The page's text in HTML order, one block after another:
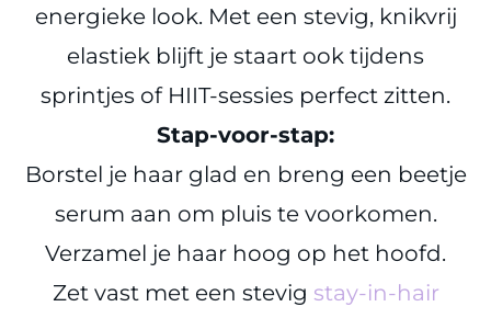
energieke look. Met een stevig, knikvrij
elastiek blijft je staart ook tijdens
sprintjes of HIIT-sessies perfect zitten.
Stap-voor-stap:
Borstel je haar glad en breng een beetje
serum aan om pluis te voorkomen.
Verzamel je haar hoog op het hoofd.
Zet vast met een stevig stay-in-hair